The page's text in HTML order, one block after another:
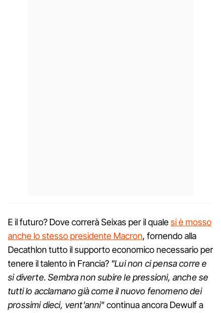
E il futuro? Dove correrà Seixas per il qualesi è mosso
anche lo stesso presidente Macron, fornendo alla
Decathlon tutto il supporto economico necessario per
tenere il talento in Francia? "Lui non ci pensa corre e
si diverte. Sembra non subire le pressioni, anche se
tutti lo acclamano già come il nuovo fenomeno dei
prossimi dieci, vent'anni"continua ancora Dewulf a